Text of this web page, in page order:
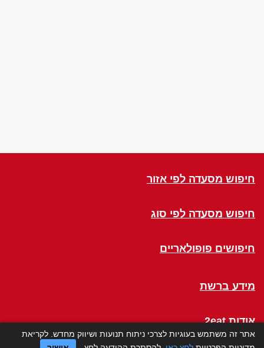
חיפוש מסעדה לפי אזור
חיפוש מסעדה לפי סוג
חיפושים פופולאריים
מידע ברשת
אודות 2eat
אתר זה משתמש בעוגיות לצרכי ניתוח תנועות ושיווק מחדש. לקריאת